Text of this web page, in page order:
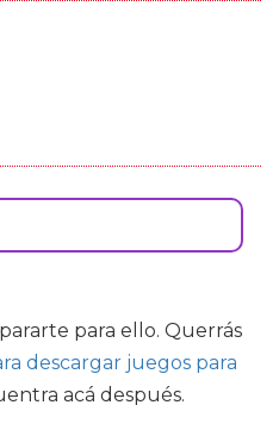
para ello. Querrás
descargar juegos para
acá después.